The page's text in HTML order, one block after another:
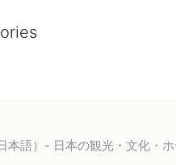
本語）- 日本の観光・文化・